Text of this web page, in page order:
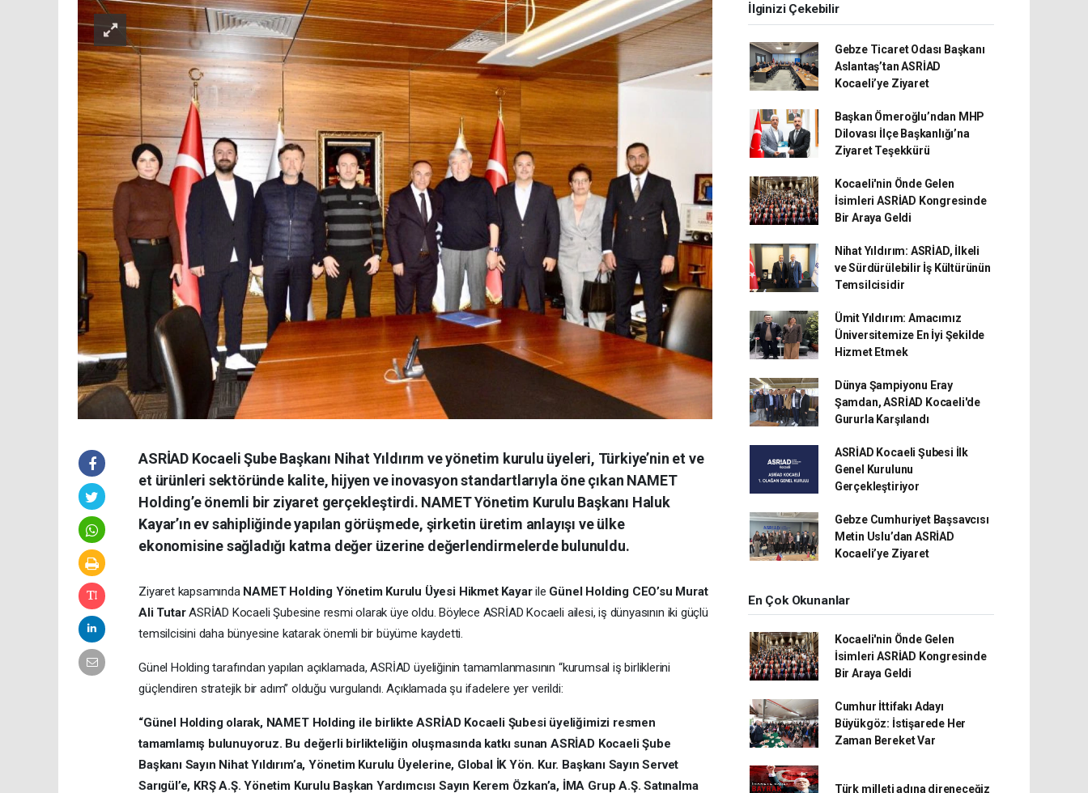
ASRİAD Kocaeli Şube Başkanı Nihat Yıldırım ve yönetim kurulu üyeleri, Türkiye’nin et ve
et ürünleri sektöründe kalite, hijyen ve inovasyon standartlarıyla öne çıkan NAMET
Holding’e önemli bir ziyaret gerçekleştirdi. NAMET Yönetim Kurulu Başkanı Haluk
Kayar’ın ev sahipliğinde yapılan görüşmede, şirketin üretim anlayışı ve ülke
ekonomisine sağladığı katma değer üzerine değerlendirmelerde bulunuldu.
Ziyaret kapsamında NAMET Holding Yönetim Kurulu Üyesi Hikmet Kayarile Günel Holding CEO’su Murat
Ali TutarASRİAD Kocaeli Şubesine resmi olarak üye oldu. Böylece ASRİAD Kocaeli ailesi, iş dünyasının iki güçlü
temsilcisini daha bünyesine katarak önemli bir büyüme kaydetti.
Günel Holding tarafından yapılan açıklamada, ASRİAD üyeliğinin tamamlanmasının “kurumsal iş birliklerini
güçlendiren stratejik bir adım” olduğu vurgulandı. Açıklamada şu ifadelere yer verildi:
“Günel Holding olarak, NAMET Holding ile birlikte ASRİAD Kocaeli Şubesi üyeliğimizi resmen
tamamlamış bulunuyoruz. Bu değerli birlikteliğin oluşmasında katkı sunan ASRİAD Kocaeli Şube
Başkanı Sayın Nihat Yıldırım’a, Yönetim Kurulu Üyelerine, Global İK Yön. Kur. Başkanı Sayın Servet
Sarıgül’e, KRŞ A.Ş. Yönetim Kurulu Başkan Yardımcısı Sayın Kerem Özkan’a, İMA Grup A.Ş. Satınalma
İlginizi Çekebilir
Gebze Ticaret Odası Başkanı
Aslantaş’tan ASRİAD
Kocaeli’ye Ziyaret
Başkan Ömeroğlu’ndan MHP
Dilovası İlçe Başkanlığı’na
Ziyaret Teşekkürü
Kocaeli'nin Önde Gelen
İsimleri ASRİAD Kongresinde
Bir Araya Geldi
Nihat Yıldırım: ASRİAD, İlkeli
ve Sürdürülebilir İş Kültürünün
Temsilcisidir
Ümit Yıldırım: Amacımız
Üniversitemize En İyi Şekilde
Hizmet Etmek
Dünya Şampiyonu Eray
Şamdan, ASRİAD Kocaeli'de
Gururla Karşılandı
ASRİAD Kocaeli Şubesi İlk
Genel Kurulunu
Gerçekleştiriyor
Gebze Cumhuriyet Başsavcısı
Metin Uslu’dan ASRİAD
Kocaeli’ye Ziyaret
En Çok Okunanlar
Kocaeli'nin Önde Gelen
İsimleri ASRİAD Kongresinde
Bir Araya Geldi
Cumhur İttifakı Adayı
Büyükgöz: İstişarede Her
Zaman Bereket Var
Türk milleti adına direneceğiz